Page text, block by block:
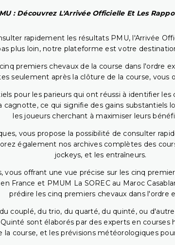
: Découvrez L'Arrivée Officielle Et Les
rapidement les résultats PMU, l'Arrivée
plus loin, notre plateforme est votre
premiers chevaux de la course dans l'ordre
seulement après la clôture de la course, vous
pour les parieurs qui ont réussi à identifier
ce qui signifie des gains substantiels
les joueurs cherchant à maximiser leurs
vous propose la possibilité de consulter
également nos archives complètes des
jockeys, et les entraîneurs.
vous offrant une vue précise sur les cinq
France et PMUM La SOREC au Maroc
prédire les cinq premiers chevaux dans l'ordre
couplé, du trio, du quarté, du quinté, ou
sont élaborés par des experts en
la course, et les prévisions météorologiques